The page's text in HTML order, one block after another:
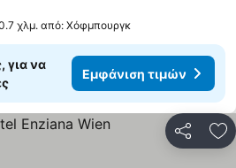
χλμ. από: Χόφμπουργκ
για να
Εμφάνιση τιμών